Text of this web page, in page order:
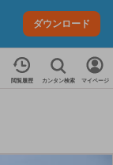
ダウンロード
閲覧履歴 カンタン検索 マイページ